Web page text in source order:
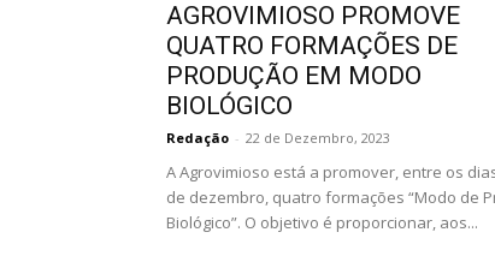
AGROVIMIOSO PROMOVE
QUATRO FORMAÇÕES DE
PRODUÇÃO EM MODO
BIOLÓGICO
Redação - 22 de Dezembro, 2023
A Agrovimioso está a promover, entre os
de dezembro, quatro formações “Modo de
Biológico”. O objetivo é proporcionar, aos...